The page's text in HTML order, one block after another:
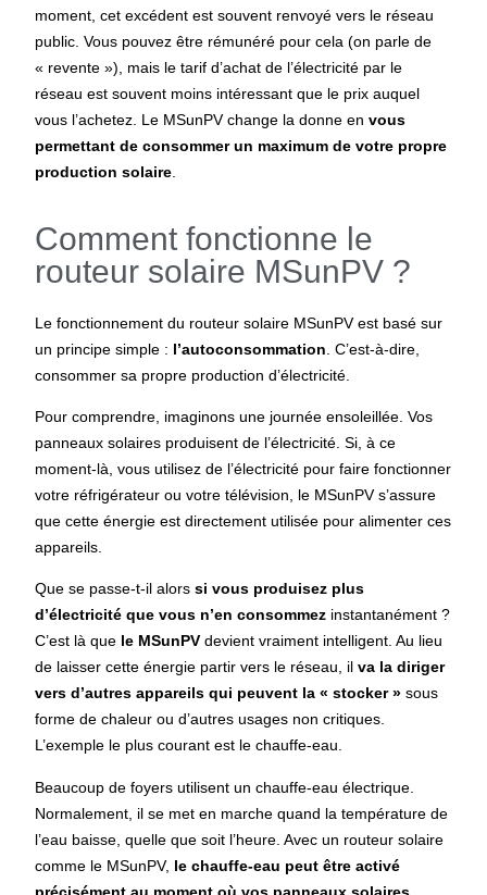
moment, cet excédent est souvent renvoyé vers le réseau
public. Vous pouvez être rémunéré pour cela (on parle de
« revente »), mais le tarif d’achat de l’électricité par le
réseau est souvent moins intéressant que le prix auquel
vous l’achetez. Le MSunPV change la donne envous
permettant de consommer un maximum de votre propre
production solaire.
Comment fonctionne le
routeur solaire MSunPV ?
Le fonctionnement du routeur solaire MSunPV est basé sur
un principe simple : l’autoconsommation . C’est-à-dire,
consommer sa propre production d’électricité.
Pour comprendre, imaginons une journée ensoleillée. Vos
panneaux solaires produisent de l’électricité. Si, à ce
moment-là, vous utilisez de l’électricité pour faire fonctionner
votre réfrigérateur ou votre télévision, le MSunPV s’assure
que cette énergie est directement utilisée pour alimenter ces
appareils.
Que se passe-t-il alorssi vous produisez plus
d’électricité que vous n’en consommez instantanément ?
C’est là que le MSunPV devient vraiment intelligent. Au lieu
de laisser cette énergie partir vers le réseau, ilva la diriger
vers d’autres appareils qui peuvent la « stocker » sous
forme de chaleur ou d’autres usages non critiques.
L’exemple le plus courant est le chauffe-eau.
Beaucoup de foyers utilisent un chauffe-eau électrique.
Normalement, il se met en marche quand la température de
l’eau baisse, quelle que soit l’heure. Avec un routeur solaire
comme le MSunPV, le chauffe-eau peut être activé